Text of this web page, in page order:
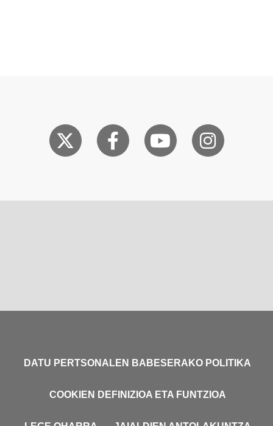
DATU PERTSONALEN BABESERAKO POLITIKA
COOKIEN DEFINIZIOA ETA FUNTZIOA